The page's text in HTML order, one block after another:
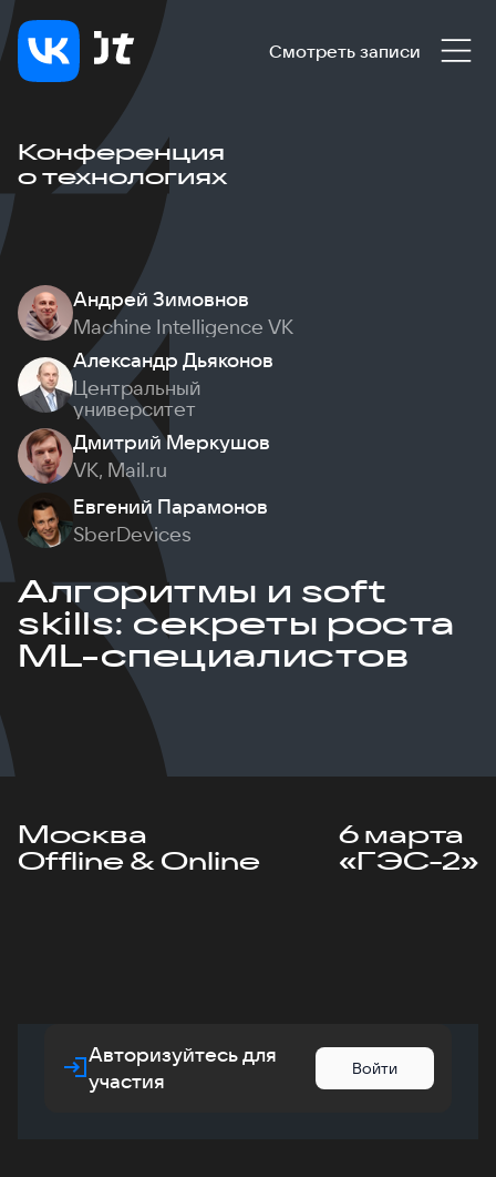
Смотреть записи
Конференция
о технологиях
Андрей Зимовнов
Machine Intelligence VK
Александр Дьяконов
Центральный
университет
Дмитрий Меркушов
VK, Mail.ru
Евгений Парамонов
SberDevices
Алгоритмы и soft
skills: секреты роста
ML-специалистов
Москва
Offline & Online
6 марта
«ГЭС-2»
Авторизуйтесь для
участия
Войти